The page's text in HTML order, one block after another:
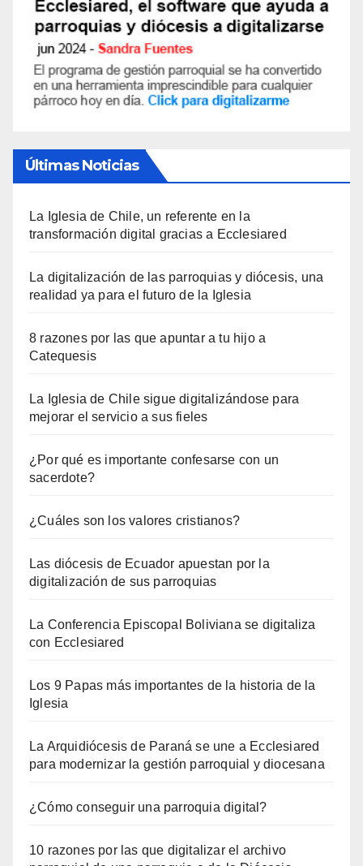
Últimas Noticias
La Iglesia de Chile, un referente en la
transformación digital gracias a Ecclesiared
La digitalización de las parroquias y diócesis, una
realidad ya para el futuro de la Iglesia
8 razones por las que apuntar a tu hijo a
Catequesis
La Iglesia de Chile sigue digitalizándose para
mejorar el servicio a sus fieles
¿Por qué es importante confesarse con un
sacerdote?
¿Cuáles son los valores cristianos?
Las diócesis de Ecuador apuestan por la
digitalización de sus parroquias
La Conferencia Episcopal Boliviana se digitaliza
con Ecclesiared
Los 9 Papas más importantes de la historia de la
Iglesia
La Arquidiócesis de Paraná se une a Ecclesiared
para modernizar la gestión parroquial y diocesana
¿Cómo conseguir una parroquia digital?
10 razones por las que digitalizar el archivo